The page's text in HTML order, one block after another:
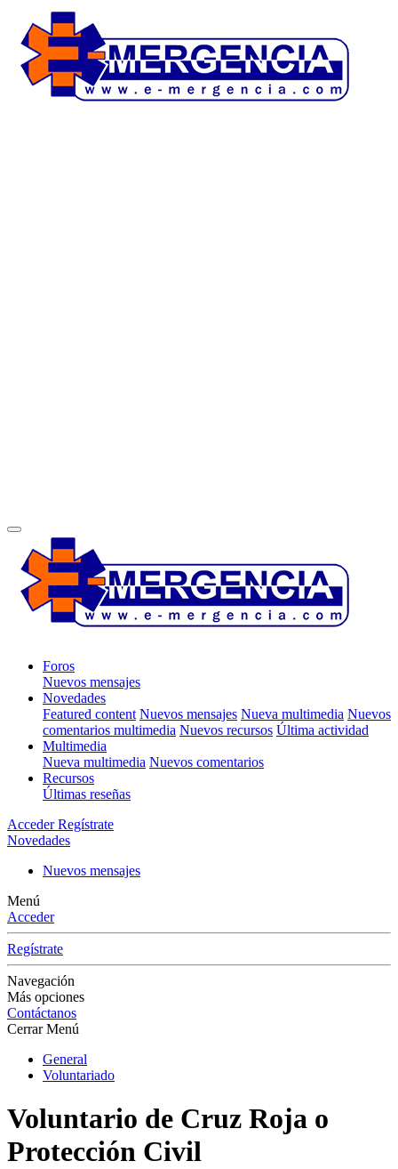
Foros
Nuevos mensajes
Novedades
Featured content Nuevos mensajes Nueva multimedia Nuevos
comentarios multimedia Nuevos recursos Última actividad
Multimedia
Nueva multimedia Nuevos comentarios
Recursos
Últimas reseñas
Acceder Regístrate
Novedades
Nuevos mensajes
Menú
Acceder
Regístrate
Navegación
Más opciones
Contáctanos
Cerrar Menú
General
Voluntariado
Voluntario de Cruz Roja o
Protección Civil